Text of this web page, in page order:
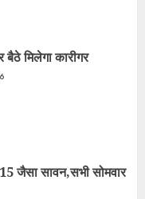
बैठे मिलेगा कारीगर
जैसा सावन,सभी सोमवार